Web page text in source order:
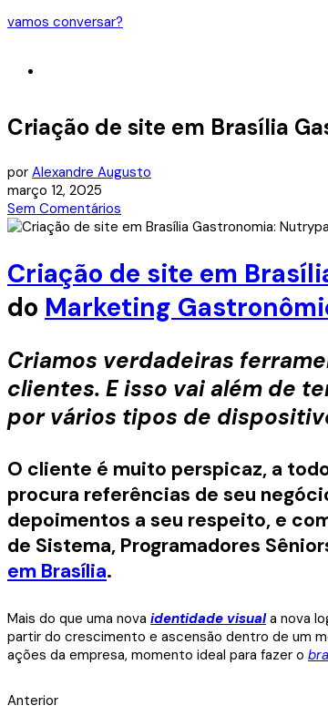
vamos conversar?
Criação de site em Brasília
por Alexandre Augusto
março 12, 2025
Sem Comentários
Criação de site em
do Marketing
Criamos verdadeiras
clientes. E isso vai além de
por vários tipos de
O cliente é muito perspicaz, a
procura referências de seu
depoimentos a seu respeito, e
de Sistema, Programadores
em Brasília.
Mais do que uma nova identidade visuala nova
partir do crescimento e ascensão dentro de um
ações da empresa, momento ideal para fazer o
Anterior